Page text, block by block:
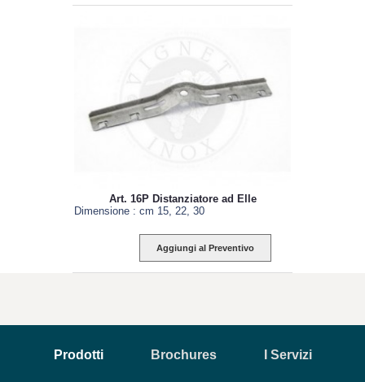
Art. 16P Distanziatore ad Elle
Dimensione : cm 15, 22, 30
Aggiungi al Preventivo
Prodotti Brochures I Servizi